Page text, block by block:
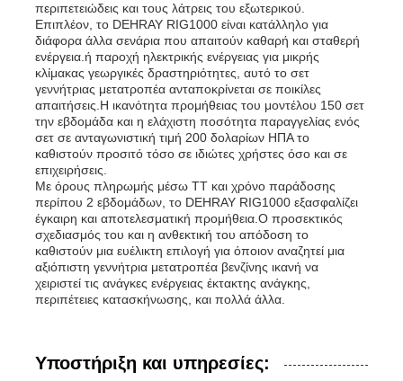
περιπετειώδεις και τους λάτρεις του εξωτερικού.
Επιπλέον, το DEHRAY RIG1000 είναι κατάλληλο για
διάφορα άλλα σενάρια που απαιτούν καθαρή και σταθερή
ενέργεια.ή παροχή ηλεκτρικής ενέργειας για μικρής
κλίμακας γεωργικές δραστηριότητες, αυτό το σετ
γεννήτριας μετατροπέα ανταποκρίνεται σε ποικίλες
απαιτήσεις.Η ικανότητα προμήθειας του μοντέλου 150 σετ
την εβδομάδα και η ελάχιστη ποσότητα παραγγελίας ενός
σετ σε ανταγωνιστική τιμή 200 δολαρίων ΗΠΑ το
καθιστούν προσιτό τόσο σε ιδιώτες χρήστες όσο και σε
επιχειρήσεις.
Με όρους πληρωμής μέσω TT και χρόνο παράδοσης
περίπου 2 εβδομάδων, το DEHRAY RIG1000 εξασφαλίζει
έγκαιρη και αποτελεσματική προμήθεια.Ο προσεκτικός
σχεδιασμός του και η ανθεκτική του απόδοση το
καθιστούν μια ευέλικτη επιλογή για όποιον αναζητεί μια
αξιόπιστη γεννήτρια μετατροπέα βενζίνης ικανή να
χειριστεί τις ανάγκες ενέργειας έκτακτης ανάγκης,
περιπέτειες κατασκήνωσης, και πολλά άλλα.
Υποστήριξη και υπηρεσίες: